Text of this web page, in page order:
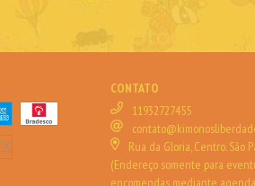
CONTATO
11932727455
Rua da Gloria, Centro. São
(Endereço somente para
encomendas mediante